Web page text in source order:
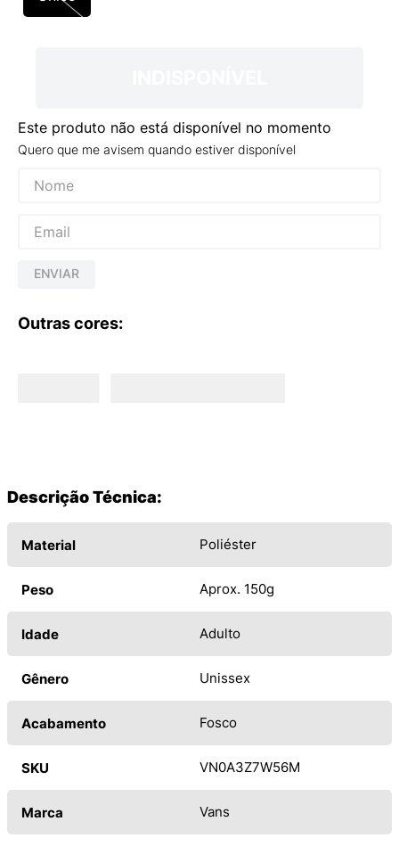
Este produto não está disponível no momento
Quero que me avisem quando estiver disponível
ENVIAR
Outras cores:
Descrição Técnica:
Material Poliéster
Peso Aprox. 150g
Idade Adulto
Gênero Unissex
Acabamento Fosco
SKU VN0A3Z7W56M
Marca Vans
VANS TÊNIS VANS ULTRARANGE